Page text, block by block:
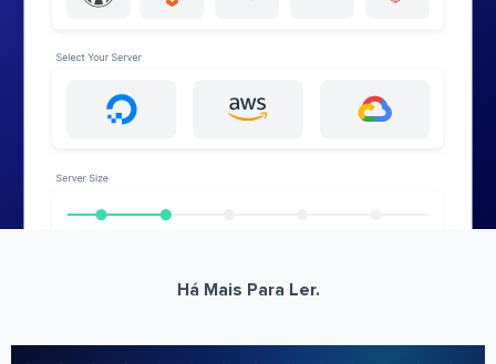
Há Mais Para Ler.